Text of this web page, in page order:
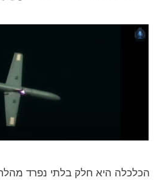
הכלכלה היא חלק בלתי נפרד